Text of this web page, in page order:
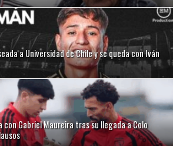
a Universidad de Chile y se queda con Iván
con Gabriel Maureira tras su llegada a Colo